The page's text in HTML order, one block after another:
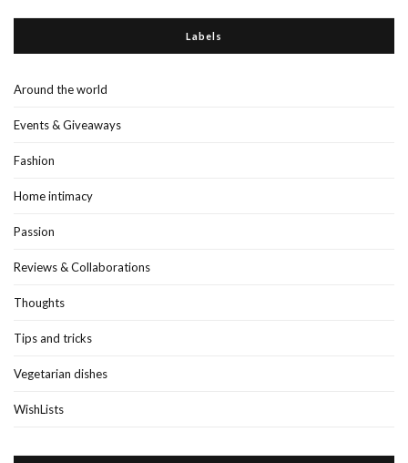
Labels
Around the world
Events & Giveaways
Fashion
Home intimacy
Passion
Reviews & Collaborations
Thoughts
Tips and tricks
Vegetarian dishes
WishLists